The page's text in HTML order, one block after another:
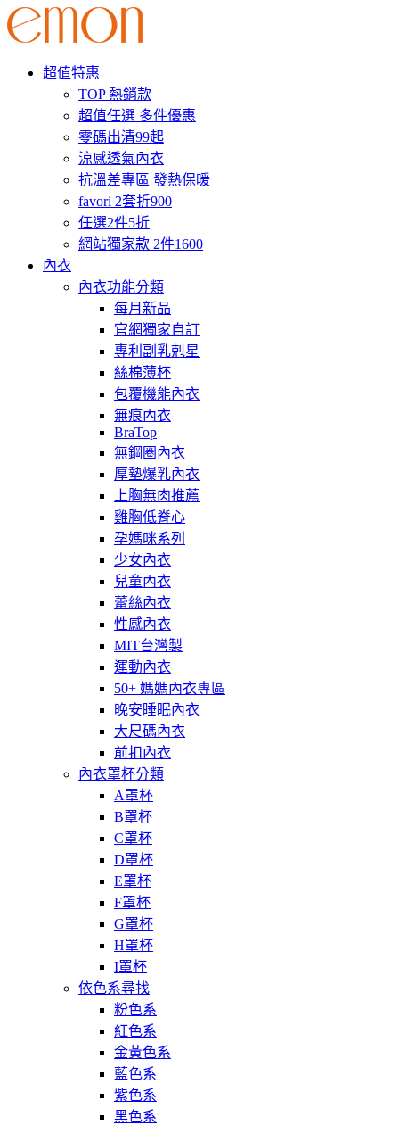
超值特惠
TOP 熱銷款
超值任選 多件優惠
零碼出清99起
涼感透氣內衣
抗溫差專區 發熱保暖
favori 2套折900
任選2件5折
網站獨家款 2件1600
內衣
內衣功能分類
每月新品
官網獨家自訂
專利副乳剋星
絲棉薄杯
包覆機能內衣
無痕內衣
BraTop
無鋼圈內衣
厚墊爆乳內衣
上胸無肉推薦
雞胸低脊心
孕媽咪系列
少女內衣
兒童內衣
蕾絲內衣
性感內衣
MIT台灣製
運動內衣
50+ 媽媽內衣專區
晚安睡眠內衣
大尺碼內衣
前扣內衣
內衣罩杯分類
A罩杯
B罩杯
C罩杯
D罩杯
E罩杯
F罩杯
G罩杯
H罩杯
I罩杯
依色系尋找
粉色系
紅色系
金黃色系
藍色系
紫色系
黑色系